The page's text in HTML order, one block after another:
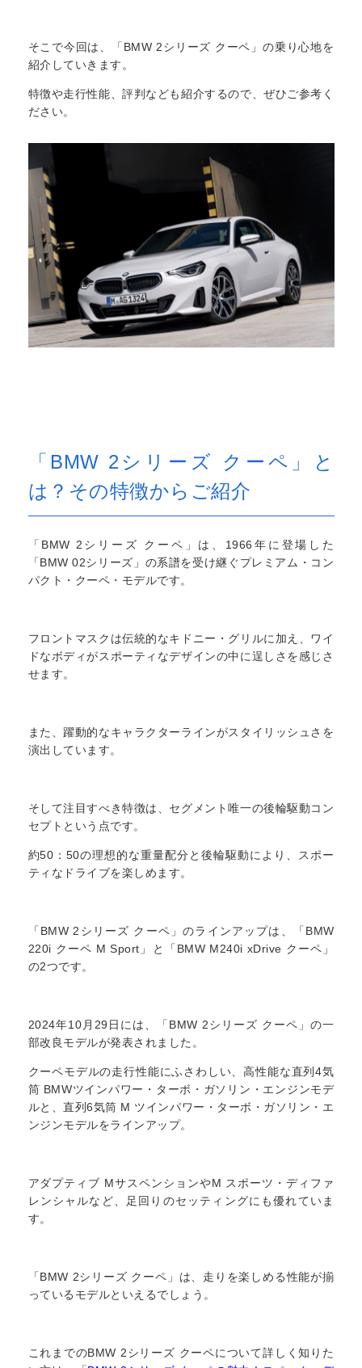
そこで今回は、「BMW 2シリーズ クーペ」の乗り心地を
紹介していきます。
特徴や走行性能、評判なども紹介するので、ぜひご参考く
ださい。
「BMW 2シリーズ クーペ」と
は？その特徴からご紹介
「BMW 2シリーズ クーペ」は、1966年に登場した
「BMW 02シリーズ」の系譜を受け継ぐプレミアム・コン
パクト・クーペ・モデルです。
フロントマスクは伝統的なキドニー・グリルに加え、ワイ
ドなボディがスポーティなデザインの中に逞しさを感じさ
せます。
また、躍動的なキャラクターラインがスタイリッシュさを
演出しています。
そして注目すべき特徴は、セグメント唯一の後輪駆動コン
セプトという点です。
約50：50の理想的な重量配分と後輪駆動により、スポー
ティなドライブを楽しめます。
「BMW 2シリーズ クーペ」のラインアップは、「BMW
220i クーペ M Sport」と「BMW M240i xDrive クーペ」
の2つです。
2024年10月29日には、「BMW 2シリーズ クーペ」の一
部改良モデルが発表されました。
クーペモデルの走行性能にふさわしい、高性能な直列4気
筒 BMWツインパワー・ターボ・ガソリン・エンジンモデ
ルと、直列6気筒 M ツインパワー・ターボ・ガソリン・エ
ンジンモデルをラインアップ。
アダプティブ MサスペンションやM スポーツ・ディファ
レンシャルなど、足回りのセッティングにも優れていま
す。
「BMW 2シリーズ クーペ」は、走りを楽しめる性能が揃
っているモデルといえるでしょう。
これまでのBMW 2シリーズ クーペについて詳しく知りた